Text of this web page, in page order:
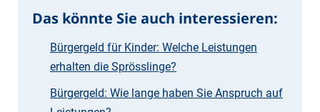
Das könnte Sie auch interessieren:
Bürgergeld für Kinder: Welche Leistungen
erhalten die Sprösslinge?
Bürgergeld: Wie lange haben Sie Anspruch auf